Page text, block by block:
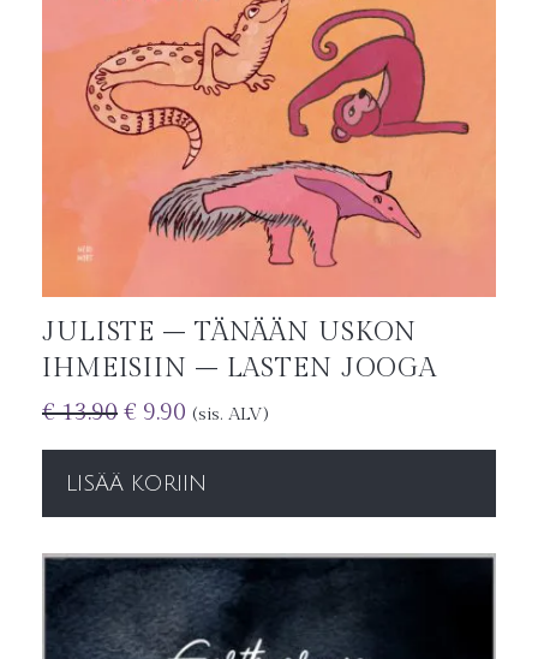
JULISTE – TÄNÄÄN USKON
IHMEISIIN – LASTEN JOOGA
€13.90 € 9.90 (sis. ALV)
LISÄÄ KORIIN